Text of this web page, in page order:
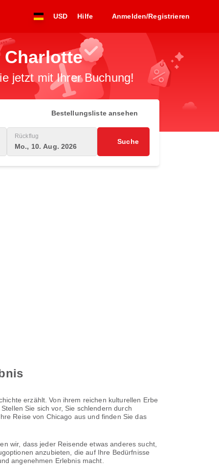
USD Hilfe Anmelden/Registrieren
Charlotte
jetzt mit Ihrer Buchung!
Bestellungsliste ansehen
Rückflug
Mo., 10. Aug. 2026
Suche
erzählt. Von ihrem reichen kulturellen Erbe
Sie sich vor, Sie schlendern durch
Reise von Chicago aus und finden Sie das
wir, dass jeder Reisende etwas anderes sucht,
anzubieten, die auf Ihre Bedürfnisse
angenehmen Erlebnis macht.